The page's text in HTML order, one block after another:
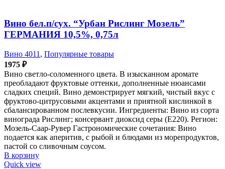
Вино бел.п/сух. “Урбан Рислинг Мозель”
ГЕРМАНИЯ 10,5%, 0,75л
Вино 4011 , Популярные товары
1975 ₽
Вино светло-соломенного цвета. В изысканном аромате
преобладают фруктовые оттенки, дополненные нюансами
сладких специй. Вино демонстрирует мягкий, чистый вкус с
фруктово-цитрусовыми акцентами и приятной кислинкой в
сбалансированном послевкусии. Ингредиенты: Вино из сорта
винограда Рислинг; консервант диоксид серы (Е220). Регион:
Мозель-Саар-Рувер Гастрономические сочетания: Вино
подается как аперитив, с рыбой и блюдами из морепродуктов,
пастой со сливочным соусом.
В корзину
Quick view